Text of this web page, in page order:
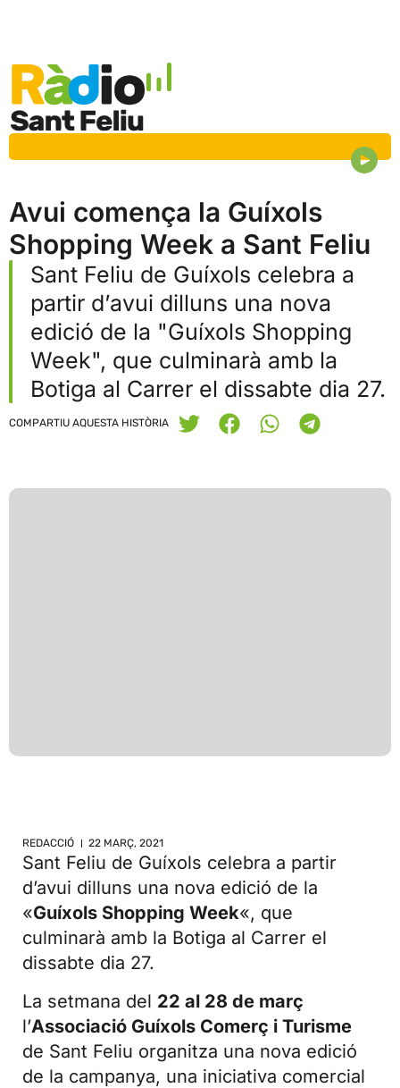
Avui comença la Guíxols
Shopping Week a Sant Feliu
Sant Feliu de Guíxols celebra a
partir d’avui dilluns una nova
edició de la "Guíxols Shopping
Week", que culminarà amb la
Botiga al Carrer el dissabte dia 27.
COMPARTIU AQUESTA HISTÒRIA
REDACCIÓ 22 MARÇ, 2021
Sant Feliu de Guíxols celebra a partir
d’avui dilluns una nova edició de la
«Guíxols Shopping Week«, que
culminarà amb la Botiga al Carrer el
dissabte dia 27.
La setmana del 22 al 28 de març
l’Associació Guíxols Comerç i Turisme
de Sant Feliu organitza una nova edició
de la campanya, una iniciativa comercial